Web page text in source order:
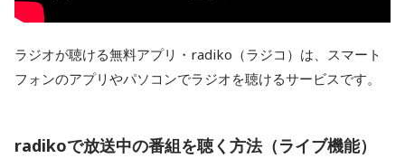
ラジオが聴ける無料アプリ・radiko（ラジコ）は、スマート
フォンのアプリやパソコンでラジオを聴けるサービスです。
radikoで放送中の番組を聴く方法（ライブ機能）